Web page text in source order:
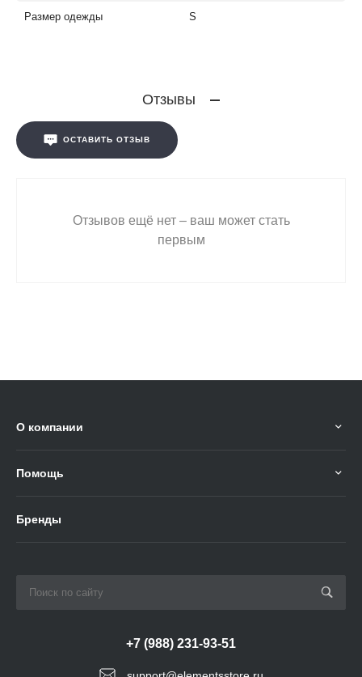
Размер одежды S
Отзывы
ОСТАВИТЬ ОТЗЫВ
Отзывов ещё нет – ваш может стать
первым
О компании
Помощь
Бренды
+7 (988) 231-93-51